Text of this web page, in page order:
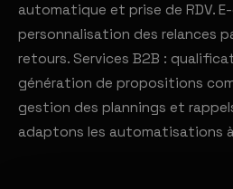
automatique et prise de RDV.
personnalisation des relances
retours. Services B2B :
génération de propositions
gestion des plannings et
adaptons les automatisations